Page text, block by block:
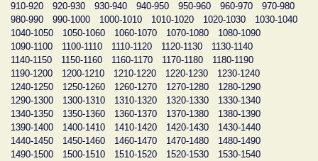
910-920
920-930 930-940 940-950 950-960 960-970
970-980
980-990
990-1000 1000-1010 1010-1020 1020-1030
1030-1040
1040-1050
1050-1060 1060-1070 1070-1080
1080-1090
1090-1100
1100-1110 1110-1120 1120-1130
1130-1140
1140-1150
1150-1160 1160-1170 1170-1180
1180-1190
1190-1200
1200-1210 1210-1220 1220-1230
1230-1240
1240-1250
1250-1260 1260-1270 1270-1280
1280-1290
1290-1300
1300-1310 1310-1320 1320-1330
1330-1340
1340-1350
1350-1360 1360-1370 1370-1380
1380-1390
1390-1400
1400-1410 1410-1420 1420-1430
1430-1440
1440-1450
1450-1460 1460-1470 1470-1480
1480-1490
1490-1500
1500-1510 1510-1520 1520-1530
1530-1540